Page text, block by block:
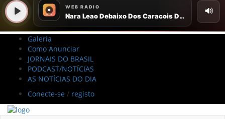
Galeria
Como Anunciar
JORNAIS DO BRASIL
PODCAST/NOTÍCIAS
AS NOTÍCIAS DO DIA
Conecte-se / registo